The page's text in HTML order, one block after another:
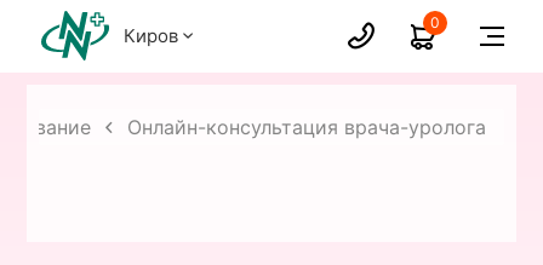
Киров
0
Онлайн-консультация врача-уролога